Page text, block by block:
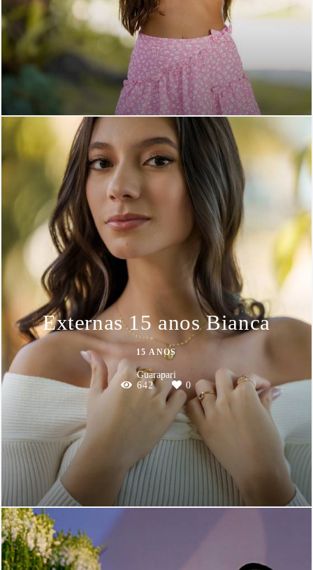
Externas 15 anos Bianca
15 ANOS
Guarapari
642
0